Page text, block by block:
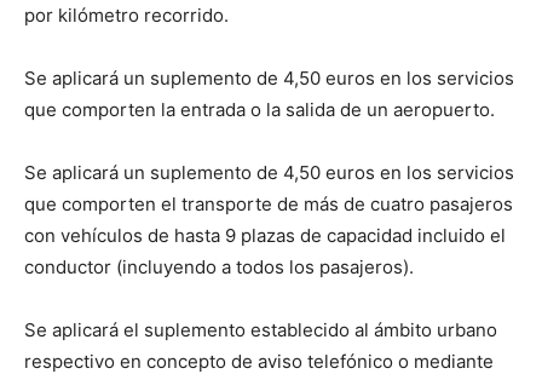
por kilómetro recorrido.
Se aplicará un suplemento de 4,50 euros en los servicios
que comporten la entrada o la salida de un aeropuerto.
Se aplicará un suplemento de 4,50 euros en los servicios
que comporten el transporte de más de cuatro pasajeros
con vehículos de hasta 9 plazas de capacidad incluido el
conductor (incluyendo a todos los pasajeros).
Se aplicará el suplemento establecido al ámbito urbano
respectivo en concepto de aviso telefónico o mediante